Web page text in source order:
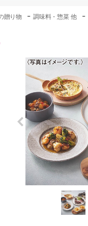
贈り物 - 調味料・惣菜 他 -